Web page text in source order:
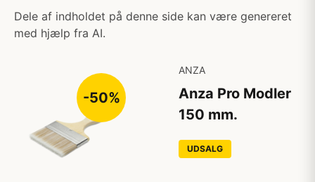
Dele af indholdet på denne side kan være genereret
med hjælp fra AI.
-50%
ANZA
Anza Pro Modler
150 mm.
UDSALG